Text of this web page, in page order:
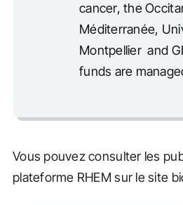
cancer, the
Méditerranée,
Montpellier and
funds are
Vous pouvez consulter les
plateforme RHEM sur le site